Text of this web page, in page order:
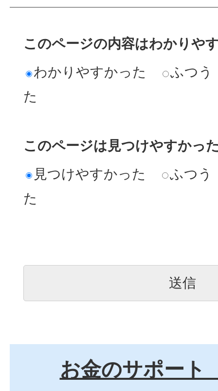
このページの内容はわかりや
わかりやすかった
ふつう
た
このページは見つけやすかっ
見つけやすかった
ふつう
た
お金のサポート